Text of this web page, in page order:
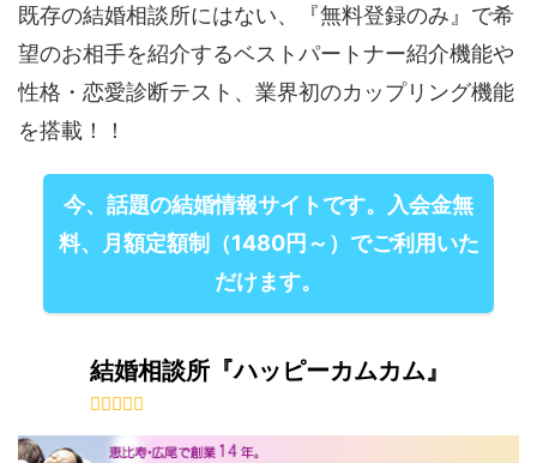
既存の結婚相談所にはない、『無料登録のみ』で希
望のお相手を紹介するベストパートナー紹介機能や
性格・恋愛診断テスト、業界初のカップリング機能
を搭載！！
今、話題の結婚情報サイトです。入会金無
料、月額定額制（1480円～）でご利用いた
だけます。
結婚相談所『ハッピーカムカム』